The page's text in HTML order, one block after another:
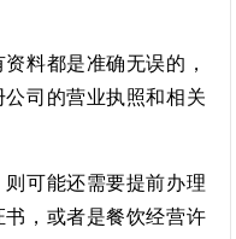
料都是准确无误的，
司的营业执照和相关
可能还需要提前办理
，或者是餐饮经营许